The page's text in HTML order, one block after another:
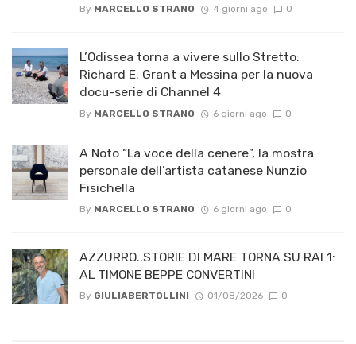
By MARCELLO STRANO 4 giorni ago 0
L’Odissea torna a vivere sullo Stretto:
Richard E. Grant a Messina per la nuova
docu-serie di Channel 4
By MARCELLO STRANO 6 giorni ago 0
A Noto “La voce della cenere”, la mostra
personale dell’artista catanese Nunzio
Fisichella
By MARCELLO STRANO 6 giorni ago 0
AZZURRO..STORIE DI MARE TORNA SU RAI 1:
AL TIMONE BEPPE CONVERTINI
By GIULIABERTOLLINI 01/08/2026 0